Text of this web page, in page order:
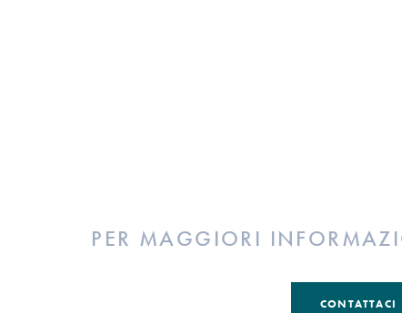
PER MAGGIORI
CONTATTACI